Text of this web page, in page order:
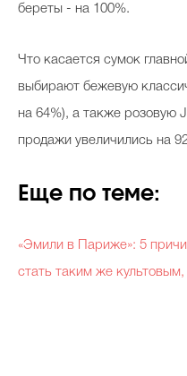
береты - на 100%.
Что касается сумок
выбирают бежевую
на 64%), а также розовую
продажи увеличились на
Еще по теме:
«Эмили в Париже»: 5
стать таким же